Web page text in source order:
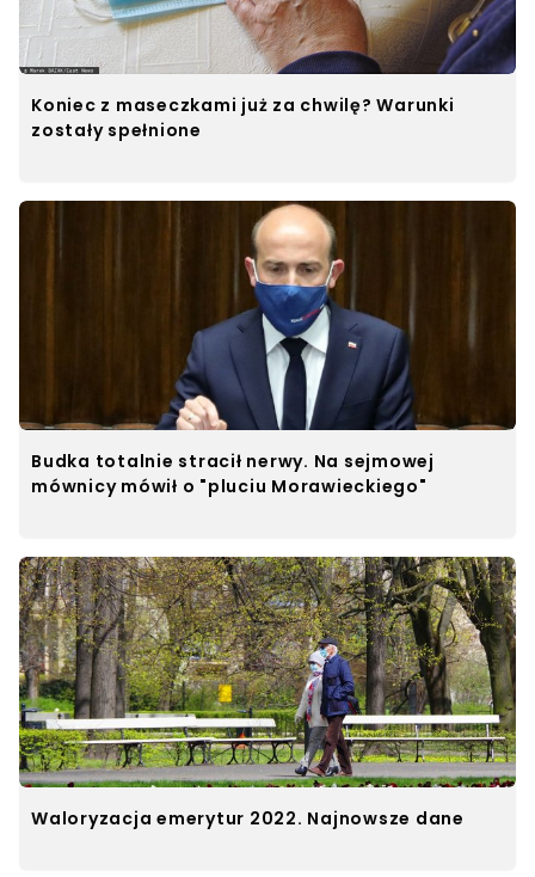
Koniec z maseczkami już za chwilę? Warunki
zostały spełnione
Budka totalnie stracił nerwy. Na sejmowej
mównicy mówił o "pluciu Morawieckiego"
Waloryzacja emerytur 2022. Najnowsze dane